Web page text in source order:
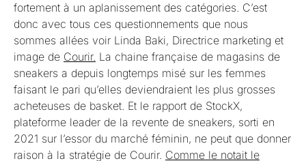
fortement à un aplanissement des catégories. C’est
donc avec tous ces questionnements que nous
sommes allées voir Linda Baki, Directrice marketing et
image de Courir. La chaine française de magasins de
sneakers a depuis longtemps misé sur les femmes
faisant le pari qu’elles deviendraient les plus grosses
acheteuses de basket. Et le rapport de StockX,
plateforme leader de la revente de sneakers, sorti en
2021 sur l’essor du marché féminin, ne peut que donner
raison à la stratégie de Courir. Comme le notait le